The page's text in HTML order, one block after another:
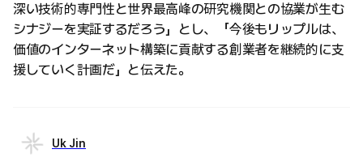
深い技術的専門性と世界最高峰の研究機関との協業が生む
シナジーを実証するだろう」とし、「今後もリップルは、
価値のインターネット構築に貢献する創業者を継続的に支
援していく計画だ」と伝えた。
Uk Jin